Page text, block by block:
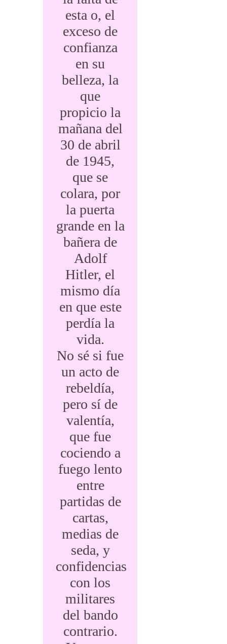
esta o, el
exceso de
confianza
en su
belleza, la
que
propicio la
mañana del
30 de abril
de 1945,
que se
colara, por
la puerta
grande en la
bañera de
Adolf
Hitler, el
mismo día
en que este
perdía la
vida.
No sé si fue
un acto de
rebeldía,
pero sí de
valentía,
que fue
cociendo a
fuego lento
entre
partidas de
cartas,
medias de
seda, y
confidencias
con los
militares
del bando
contrario.